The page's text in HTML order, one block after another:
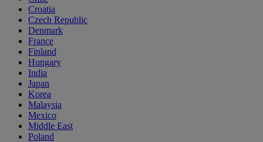
Croatia
Czech Republic
Denmark
France
Finland
Hungary
India
Japan
Korea
Malaysia
Mexico
Middle East
Poland